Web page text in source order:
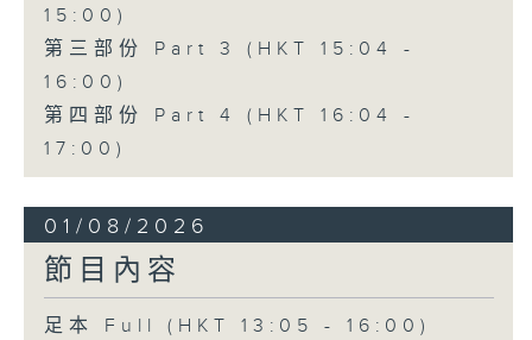
15:00)
第三部份 Part 3 (HKT 15:04 -
16:00)
第四部份 Part 4 (HKT 16:04 -
17:00)
01/08/2026
節目內容
足本 Full (HKT 13:05 - 16:00)